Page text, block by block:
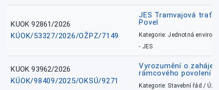
KUOK 92861/2026
KÚOK/53327/2026/OŽPZ/7149
JES Tramvajová trať
Povel
Kategorie: Jednotná
- JES
KUOK 93962/2026
KÚOK/98409/2025/OKSÚ/9271
Vyrozumění o
rámcového povolení
Kategorie: Stavební řád /